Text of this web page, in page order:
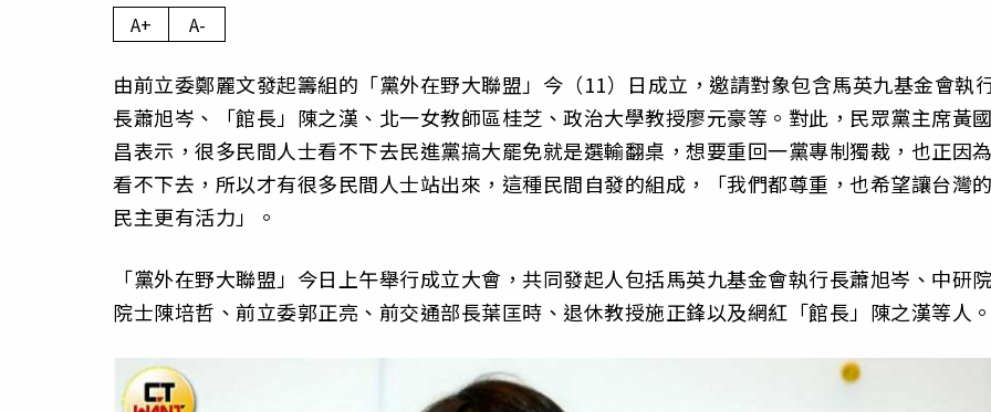
A+ A-
由前立委鄭麗文發起籌組的「黨外在野大聯盟」今（11）日成立，邀請對象包含馬英九基金會執
長蕭旭岑、「館長」陳之漢、北一女教師區桂芝、政治大學教授廖元豪等。對此，民眾黨主席黃
昌表示，很多民間人士看不下去民進黨搞大罷免就是選輸翻桌，想要重回一黨專制獨裁，也正因
看不下去，所以才有很多民間人士站出來，這種民間自發的組成，「我們都尊重，也希望讓台灣
民主更有活力」。
「黨外在野大聯盟」今日上午舉行成立大會，共同發起人包括馬英九基金會執行長蕭旭岑、中研
院士陳培哲、前立委郭正亮、前交通部長葉匡時、退休教授施正鋒以及網紅「館長」陳之漢等人